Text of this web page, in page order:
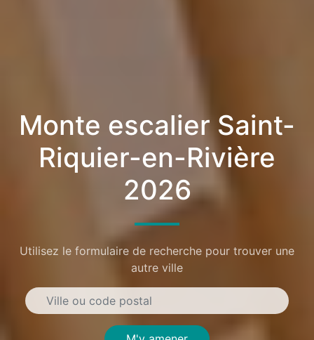
Monte escalier Saint-
Riquier-en-Rivière
2026
Utilisez le formulaire de recherche pour trouver une
autre ville